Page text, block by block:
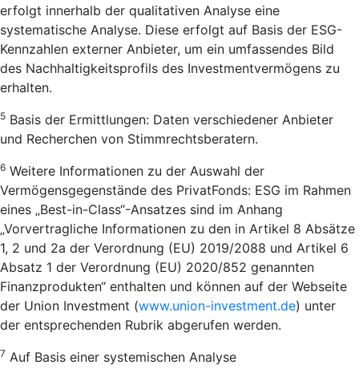
erfolgt innerhalb der qualitativen Analyse eine
systematische Analyse. Diese erfolgt auf Basis der ESG-
Kennzahlen externer Anbieter, um ein umfassendes Bild
des Nachhaltigkeitsprofils des Investmentvermögens zu
erhalten.
5 Basis der Ermittlungen: Daten verschiedener Anbieter
und Recherchen von Stimmrechtsberatern.
6 Weitere Informationen zu der Auswahl der
Vermögensgegenstände des PrivatFonds: ESG im Rahmen
eines „Best-in-Class“-Ansatzes sind im Anhang
„Vorvertragliche Informationen zu den in Artikel 8 Absätze
1, 2 und 2a der Verordnung (EU) 2019/2088 und Artikel 6
Absatz 1 der Verordnung (EU) 2020/852 genannten
Finanzprodukten“ enthalten und können auf der Webseite
der Union Investment (www.union-investment.de) unter
der entsprechenden Rubrik abgerufen werden.
7 Auf Basis einer systemischen Analyse